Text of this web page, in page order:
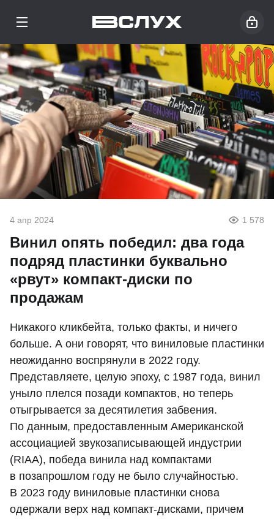
4 апр 2024 1 578
Винил опять победил: два года
подряд пластинки буквально
«рвут» компакт-диски по
продажам
Никакого кликбейта, только факты, и ничего
больше. А они говорят, что виниловые пластинки
неожиданно воспрянули в 2022 году.
Представляете, целую эпоху, с 1987 года, винил
уныло плелся позади компактов, но теперь
отыгрывается за десятилетия забвения.
По данным, предоставленным Американской
ассоциацией звукозаписывающей индустрии
(RIAA), победа винила над компактами
в позапрошлом году не было случайностью.
В 2023 году виниловые пластинки снова
одержали верх над компакт-дисками, причем